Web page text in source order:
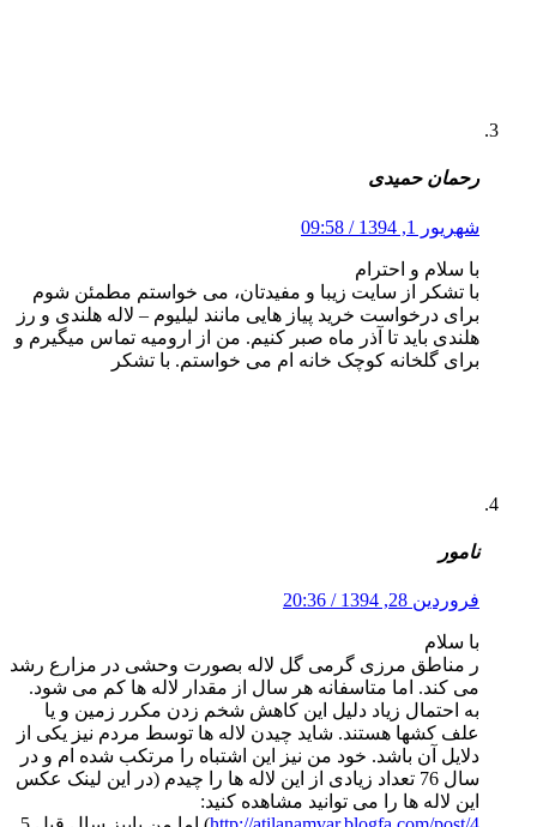
رحمان حمیدی
شهریور 1, 1394 / 09:58
با سلام و احترام
با تشکر از سایت زیبا و مفیدتان، می خواستم مطمئن شوم
برای درخواست خرید پیاز هایی مانند لیلیوم – لاله هلندی و رز
هلندی باید تا آذر ماه صبر کنیم. من از ارومیه تماس میگیرم و
برای گلخانه کوچک خانه ام می خواستم. با تشکر
نامور
فروردین 28, 1394 / 20:36
با سلام
ر مناطق مرزی گرمی گل لاله بصورت وحشی در مزارع رشد
می کند. اما متاسفانه هر سال از مقدار لاله ها کم می شود.
به احتمال زیاد دلیل این کاهش شخم زدن مکرر زمین و یا
علف کشها هستند. شاید چیدن لاله ها توسط مردم نیز یکی از
دلایل آن باشد. خود من نیز این اشتباه را مرتکب شده ام و در
سال 76 تعداد زیادی از این لاله ها را چیدم (در این لینک عکس
این لاله ها را می توانید مشاهده کنید: